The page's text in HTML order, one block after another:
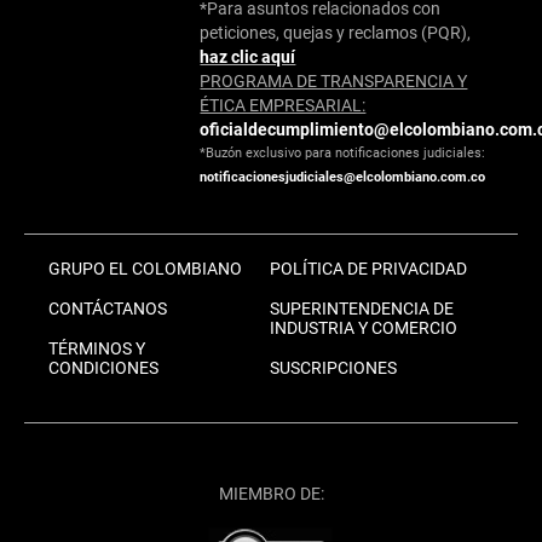
*Para asuntos relacionados con
peticiones, quejas y reclamos (PQR),
haz clic aquí
PROGRAMA DE TRANSPARENCIA Y
ÉTICA EMPRESARIAL:
*Buzón exclusivo para notificaciones judiciales:
notificacionesjudiciales@elcolombiano.com.co
GRUPO EL COLOMBIANO
CONTÁCTANOS
TÉRMINOS Y
CONDICIONES
POLÍTICA DE PRIVACIDAD
SUPERINTENDENCIA DE
INDUSTRIA Y COMERCIO
SUSCRIPCIONES
MIEMBRO DE: